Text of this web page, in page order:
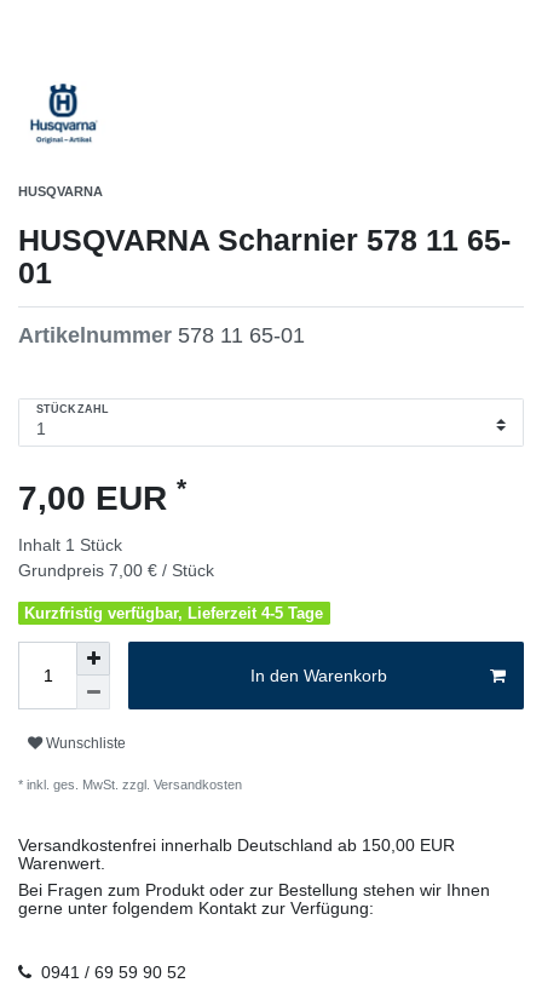
HUSQVARNA
HUSQVARNA Scharnier 578 11 65-
01
Artikelnummer 578 11 65-01
STÜCKZAHL
7,00 EUR *
Inhalt 1 Stück
Grundpreis 7,00 € / Stück
Kurzfristig verfügbar, Lieferzeit 4-5 Tage
In den Warenkorb
Wunschliste
* inkl. ges. MwSt. zzgl. Versandkosten
Versandkostenfrei innerhalb Deutschland ab 150,00 EUR
Warenwert.
Bei Fragen zum Produkt oder zur Bestellung stehen wir Ihnen
gerne unter folgendem Kontakt zur Verfügung:
0941 / 69 59 90 52